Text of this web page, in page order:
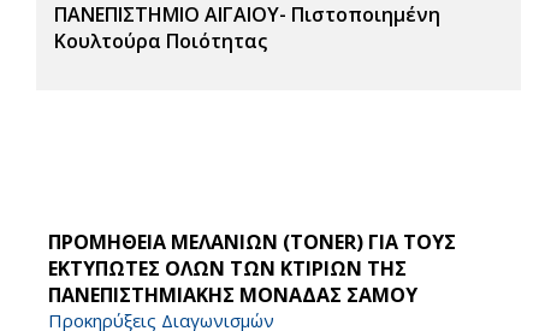
ΠΑΝΕΠΙΣΤΗΜΙΟ ΑΙΓΑΙΟΥ- Πιστοποιημένη
Κουλτούρα Ποιότητας
ΠΡΟΜΗΘΕΙΑ ΜΕΛΑΝΙΩΝ (TONER) ΓΙΑ ΤΟΥΣ
ΕΚΤΥΠΩΤΕΣ ΟΛΩΝ ΤΩΝ ΚΤΙΡΙΩΝ ΤΗΣ
ΠΑΝΕΠΙΣΤΗΜΙΑΚΗΣ ΜΟΝΑΔΑΣ ΣΑΜΟΥ
Προκηρύξεις Διαγωνισμών